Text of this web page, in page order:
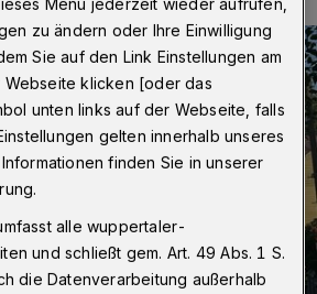
zu ändern oder Ihre Einwilligung
Sie auf den Link Einstellungen am
Webseite klicken [oder das
unten links auf der Webseite, falls
gelten innerhalb unseres
finden Sie in unserer
alle wuppertaler-
und schließt gem. Art. 49 Abs. 1 S.
die Datenverarbeitung außerhalb